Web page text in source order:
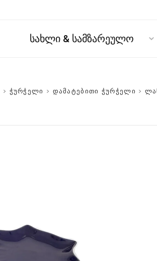
სახლი & სამზარეულო
> ჭურჭელი > დამატებითი ჭურჭელი >